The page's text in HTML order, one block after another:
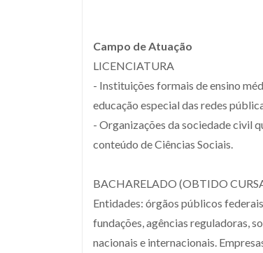
Campo de Atuação
LICENCIATURA
- Instituições formais de ensino
educação especial das redes
- Organizações da sociedade civil
conteúdo de Ciências Sociais.
BACHARELADO (OBTIDO
Entidades: órgãos públicos
fundações, agências reguladoras,
nacionais e internacionais.